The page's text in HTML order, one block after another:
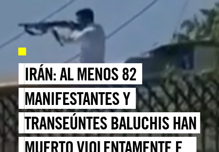
IRÁN: AL MENOS 82
MANIFESTANTES Y
TRANSEÚNTES BALUCHIS HAN
MUERTO VIOLENTAMENTE EN